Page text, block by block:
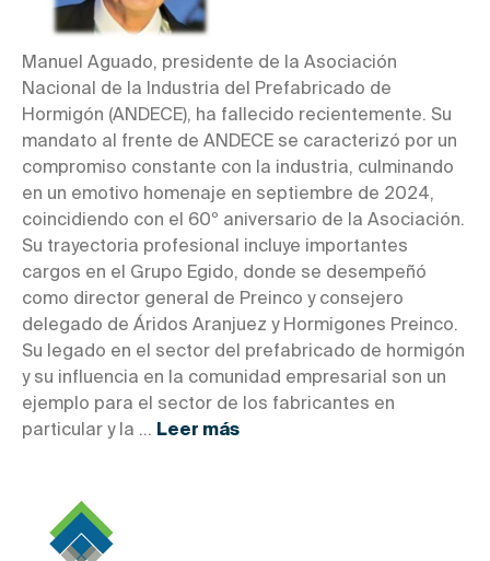
Manuel Aguado, presidente de la Asociación
Nacional de la Industria del Prefabricado de
Hormigón (ANDECE), ha fallecido recientemente. Su
mandato al frente de ANDECE se caracterizó por un
compromiso constante con la industria, culminando
en un emotivo homenaje en septiembre de 2024,
coincidiendo con el 60º aniversario de la Asociación.
Su trayectoria profesional incluye importantes
cargos en el Grupo Egido, donde se desempeñó
como director general de Preinco y consejero
delegado de Áridos Aranjuez y Hormigones Preinco.
Su legado en el sector del prefabricado de hormigón
y su influencia en la comunidad empresarial son un
ejemplo para el sector de los fabricantes en
particular y la ... Leer más